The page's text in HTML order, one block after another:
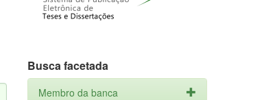
Busca facetada
Membro da banca